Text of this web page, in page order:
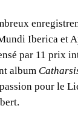
Iberica et
par 11 prix
album
pour le